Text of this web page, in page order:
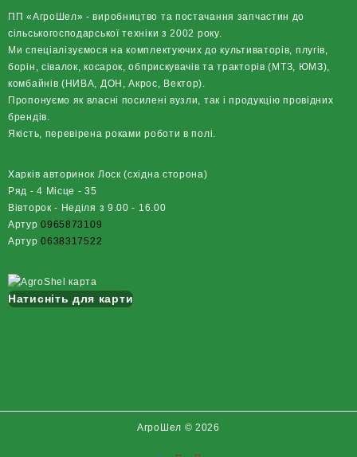
ПП «АгроШел» - виробництво та постачання запчастин до
сільськогосподарської техніки з 2002 року.
Ми спеціалізуємося на комплектуючих до культиваторів, плугів,
борін, сівалок, косарок, обприскувачів та тракторів (МТЗ, ЮМЗ),
комбайнів (НИВА, ДОН, Акрос, Вектор).
Пропонуємо як власні посилені вузли, так і продукцію провідних
брендів.
Якість, перевірена роками роботи в полі.
Харків авторинок Лоск (східна сторона)
Ряд - 4 Місце - 35
Вівторок - Неділя з 9.00 - 16.00
Артур0965873109
Артур0638317522
Натисніть для карти
АгроШел © 2026